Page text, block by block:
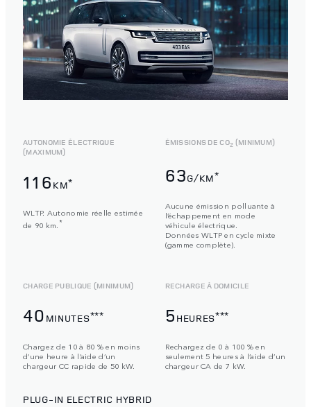
AUTONOMIE ÉLECTRIQUE
(MAXIMUM)
116 KM*
WLTP. Autonomie réelle estimée
de 90 km. *
ÉMISSIONS DE CO2 (MINIMUM)
63G/KM*
Aucune émission polluante à
l’échappement en mode
véhicule électrique.
Données WLTP en cycle mixte
(gamme complète).
CHARGE PUBLIQUE (MINIMUM)
40 MINUTES***
Chargez de 10 à 80 % en moins
d’une heure à l’aide d’un
chargeur CC rapide de 50 kW.
RECHARGE À DOMICILE
5 HEURES***
Rechargez de 0 à 100 % en
seulement 5 heures à l’aide d’un
chargeur CA de 7 kW.
PLUG-IN ELECTRIC HYBRID